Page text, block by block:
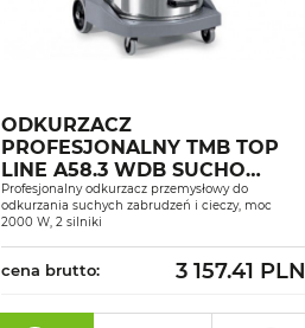
ODKURZACZ
PROFESJONALNY TMB TOP
LINE A58.3 WDB SUCHO
MOKRO 2 SILNIKOWY
Profesjonalny odkurzacz przemysłowy do
odkurzania suchych zabrudzeń i cieczy, moc
2000 W, 2 silniki
cena brutto: 3 157.41 PLN